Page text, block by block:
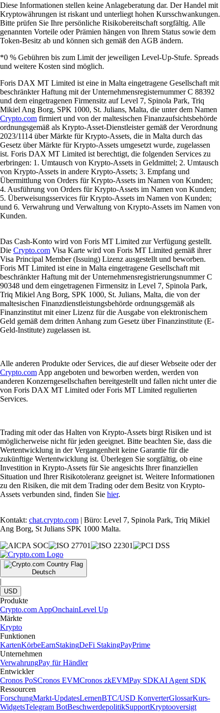
Diese Informationen stellen keine Anlageberatung dar. Der Handel mit
Kryptowährungen ist riskant und unterliegt hohen Kursschwankungen.
Bitte prüfen Sie Ihre persönliche Risikobereitschaft sorgfältig. Alle
genannten Vorteile oder Prämien hängen von Ihrem Status sowie dem
Token-Besitz ab und können sich gemäß den AGB ändern.
*0 % Gebühren bis zum Limit der jeweiligen Level-Up-Stufe. Spreads
und weitere Kosten sind möglich.
Foris DAX MT Limited ist eine in Malta eingetragene Gesellschaft mit
beschränkter Haftung mit der Unternehmensregisternummer C 88392
und dem eingetragenen Firmensitz auf Level 7, Spinola Park, Triq
Mikiel Ang Borg, SPK 1000, St. Julians, Malta, die unter dem Namen
Crypto.com firmiert und von der maltesischen Finanzaufsichtsbehörde
ordnungsgemäß als Krypto-Asset-Dienstleister gemäß der Verordnung
2023/1114 über Märkte für Krypto-Assets, die in Malta durch das
Gesetz über Märkte für Krypto-Assets umgesetzt wurde, zugelassen
ist. Foris DAX MT Limited ist berechtigt, die folgenden Services zu
erbringen: 1. Umtausch von Krypto-Assets in Geldmittel; 2. Umtausch
von Krypto-Assets in andere Krypto-Assets; 3. Empfang und
Übermittlung von Orders für Krypto-Assets im Namen von Kunden;
4. Ausführung von Orders für Krypto-Assets im Namen von Kunden;
5. Überweisungsservices für Krypto-Assets im Namen von Kunden;
und 6. Verwahrung und Verwaltung von Krypto-Assets im Namen von
Kunden.
Das Cash-Konto wird von Foris MT Limited zur Verfügung gestellt.
Die Crypto.com Visa Karte wird von Foris MT Limited gemäß ihrer
Visa Principal Member (Issuing) Lizenz ausgestellt und beworben.
Foris MT Limited ist eine in Malta eingetragene Gesellschaft mit
beschränkter Haftung mit der Unternehmensregistrierungsnummer C
90348 und dem eingetragenen Firmensitz in Level 7, Spinola Park,
Triq Mikiel Ang Borg, SPK 1000, St. Julians, Malta, die von der
maltesischen Finanzdienstleistungsbehörde ordnungsgemäß als
Finanzinstitut mit einer Lizenz für die Ausgabe von elektronischem
Geld gemäß dem dritten Anhang zum Gesetz über Finanzinstitute (E-
Geld-Institute) zugelassen ist.
Alle anderen Produkte oder Services, die auf dieser Webseite oder der
Crypto.com App angeboten und beworben werden, werden von
anderen Konzerngesellschaften bereitgestellt und fallen nicht unter die
von Foris DAX MT Limited oder Foris MT Limited regulierten
Services.
Trading mit oder das Halten von Krypto-Assets birgt Risiken und ist
möglicherweise nicht für jeden geeignet. Bitte beachten Sie, dass die
Wertentwicklung in der Vergangenheit keine Garantie für die
zukünftige Wertentwicklung ist. Überlegen Sie sorgfältig, ob eine
Investition in Krypto-Assets für Sie angesichts Ihrer finanziellen
Situation und Ihrer Risikotoleranz geeignet ist. Weitere Informationen
zu den Risiken, die mit dem Trading oder dem Besitz von Krypto-
Assets verbunden sind, finden Sie hier.
Kontakt: chat.crypto.com | Büro: Level 7, Spinola Park, Triq Mikiel
Ang Borg, St Julians SPK 1000 Malta.
Deutsch
|
USD
Produkte
Crypto.com AppOnchainLevel Up
Märkte
Krypto
Funktionen
KartenKörbeEarnStakingDeFi StakingPayPrime
Unternehmen
VerwahrungPay für Händler
Entwickler
Cronos PoSCronos EVMCronos zkEVMPay SDKAI Agent SDK
Ressourcen
ForschungMarkt-UpdatesLernenBTC/USD KonverterGlossarKurs-
WidgetsTelegram BotBeschwerdepolitikSupportKryptooversigt